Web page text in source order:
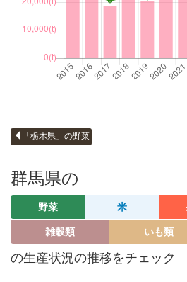
「栃木県」の野菜
群馬県の
野菜 米
雑穀類 いも類
の生産状況の推移をチェック